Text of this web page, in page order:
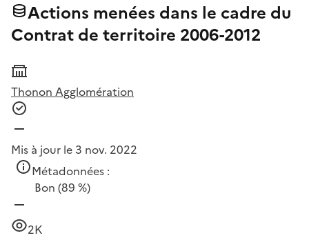
Actions menées dans le cadre du
Contrat de territoire 2006-2012
Thonon Agglomération
Mis à jour le 3 nov. 2022
Métadonnées :
Bon (89 %)
2K